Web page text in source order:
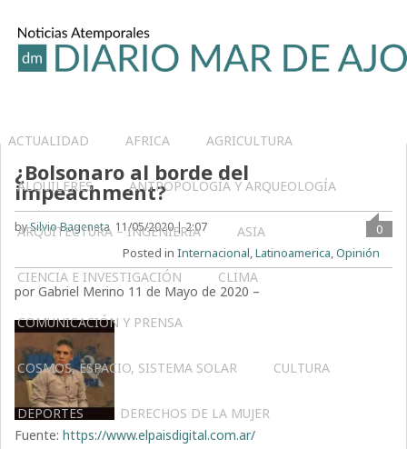
ACTUALIDAD AFRICA AGRICULTURA
ALQUILERES ANTROPOLOGÍA Y ARQUEOLOGÍA
ARQUITECTURA – INGENIERIA ASIA
CIENCIA E INVESTIGACIÓN CLIMA
COMUNICACIÓN Y PRENSA
COSMOS, ESPACIO, SISTEMA SOLAR CULTURA
DEPORTES DERECHOS DE LA MUJER
¿Bolsonaro al borde del
impeachment?
bySilvio Bageneta 11/05/2020 | 2:07
0
Posted in Internacional,Latinoamerica,Opinión
por Gabriel Merino 11 de Mayo de 2020 –
Fuente:https://www.elpaisdigital.com.ar/